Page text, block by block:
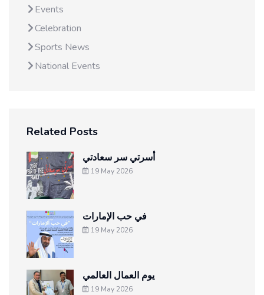
Events
Celebration
Sports News
National Events
Related Posts
أسرتي سر سعادتي
19 May 2026
في حب الإمارات
19 May 2026
يوم العمال العالمي
19 May 2026